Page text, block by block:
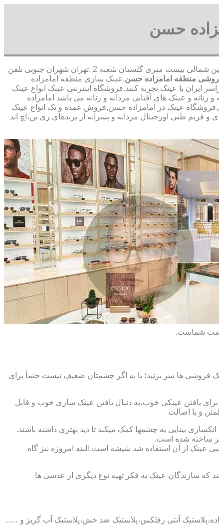
حسن
,آدرس شعبه 1 :تهران شاهین شمالی بیست متری گلستان شعبه 2 :تهران شهران جنوبی تلفن
منطقه امامزاده حسن,عینک سازی منطقه امامزاده
با عینک تجربه کنید.فروشگاه اینترنتی عینک انواع عینک
و عینک های آفتابی مردانه و زنانه می باشد امامزاده
عینک در امامزاده حسن,فروش عمده و تک انواع عینک
فریم طبی اورجینال مردانه و پسرانه از برندهای ری بن،اچ اند
شماست.
فروشی ها سر بزنید؛ یا نه اگر چشمتان ضعیف نیست حتماً برای
یافتن عینکی خوب،به دنبال یافتن عینک سازی خوب و قابل
و با اصالت
بینایی به چشمها کمک میکند تا دید بهتری داشته باشند.
ساخته شده است.
ترین ماده ای که در ساخت عدسی عینک از آن استفاده شد شیشه است.البته امروزه نیز گاه
سازندگان عینک به فکر تهیه نوع دیگری از عدسی ها